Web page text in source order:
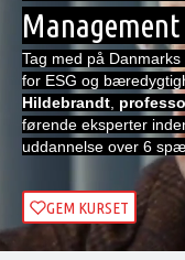
Management
Tag med på
for ESG og
Hildebrandt
førende eksperter
uddannelse over 6
GEM KURSET